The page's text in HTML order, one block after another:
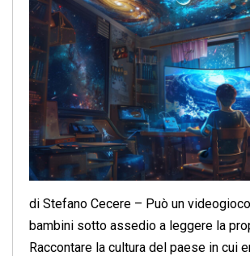
di Stefano Cecere – Può un
bambini sotto assedio a leggere la
Raccontare la cultura del paese in cui